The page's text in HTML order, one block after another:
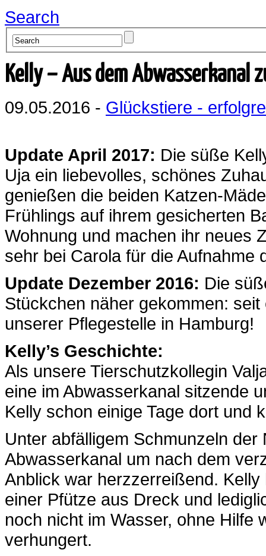
Search
Kelly – Aus dem Abwasserkanal
09.05.2016 - Glückstiere -
Update April 2017: Die süße
Uja ein liebevolles, schönes
genießen die beiden Katzen-
Frühlings auf ihrem gesicherten
Wohnung und machen ihr neues
sehr bei Carola für die Aufnahme
Update Dezember 2016: Die
Stückchen näher gekommen:
unserer Pflegestelle in Hamburg!
Kelly’s Geschichte:
Als unsere Tierschutzkollegin
eine im Abwasserkanal sitzende
Kelly schon einige Tage dort und
Unter abfälligem Schmunzeln
Abwasserkanal um nach dem
Anblick war herzzerreißend.
einer Pfütze aus Dreck und
noch nicht im Wasser, ohne Hilfe
verhungert.